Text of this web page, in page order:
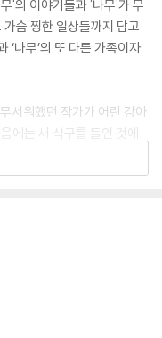
'의 이야기들과 '나무'가 무
슴 찡한 일상들까지 담고
‘나무’의 또 다른 가족이자
서워했던 작가가 어린 강아
에는 새 식구를 들인 것에
것도 몰랐던 보호자는 이
만 고요한 일상 속에서 벌
지만 큰 변화가 일어난다.
들을 만나게 되면 기꺼이